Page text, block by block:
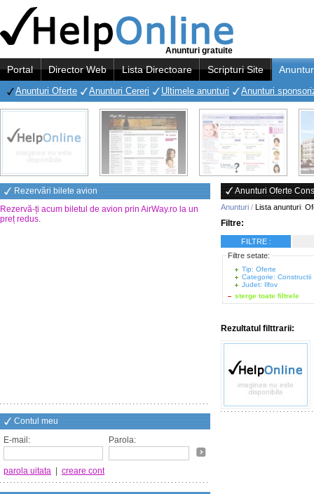
Anunturi gratuite
Portal Director Web Lista Directoare Scripturi Site
Anunturi Oferte Anunturi Cereri Ultimele anunturi Anunturi
Rezervări bilete avion
Rezervă-ți acum biletul de avion prin AirWay.ro la un
preț redus.
Contul meu
E-mail:
Parola:
parola uitata creare cont
Anunturi Oferte
Anunturi / Lista anunturi:
Filtre:
FILTRE :
Filtre setate:
Tip: Oferte
Categorie: Constructii
Judet: Ilfov
sterge toate filtrele
Rezultatul filttrarii: